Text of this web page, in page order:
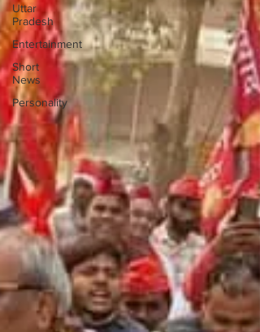
Uttar
Pradesh
Entertainment
Short
News
Personality